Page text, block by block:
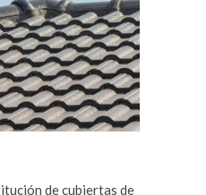
de cubiertas de